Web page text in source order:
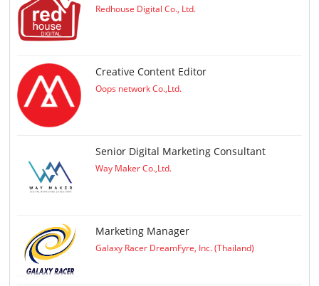
Redhouse Digital Co., Ltd.
Creative Content Editor
Oops network Co.,Ltd.
Senior Digital Marketing Consultant
Way Maker Co.,Ltd.
Marketing Manager
Galaxy Racer DreamFyre, Inc. (Thailand)